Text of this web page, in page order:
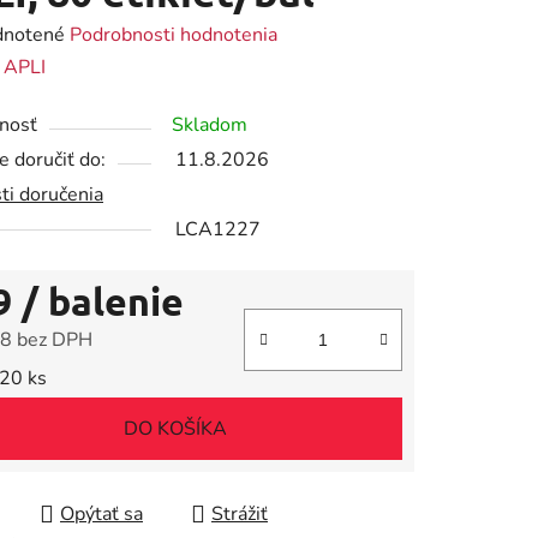
Podrobnosti hodnotenia
APLI
Skladom
doručiť do:
11.8.2026
doručenia
LCA1227
/ balenie
bez DPH
cena:
ks
DO KOŠÍKA
Opýtať sa
Strážiť